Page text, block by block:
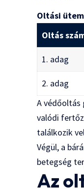
Oltási
Oltás
1. adag
2. adag
A védőoltás
valódi
találkozik
Végül, a
betegség
Az